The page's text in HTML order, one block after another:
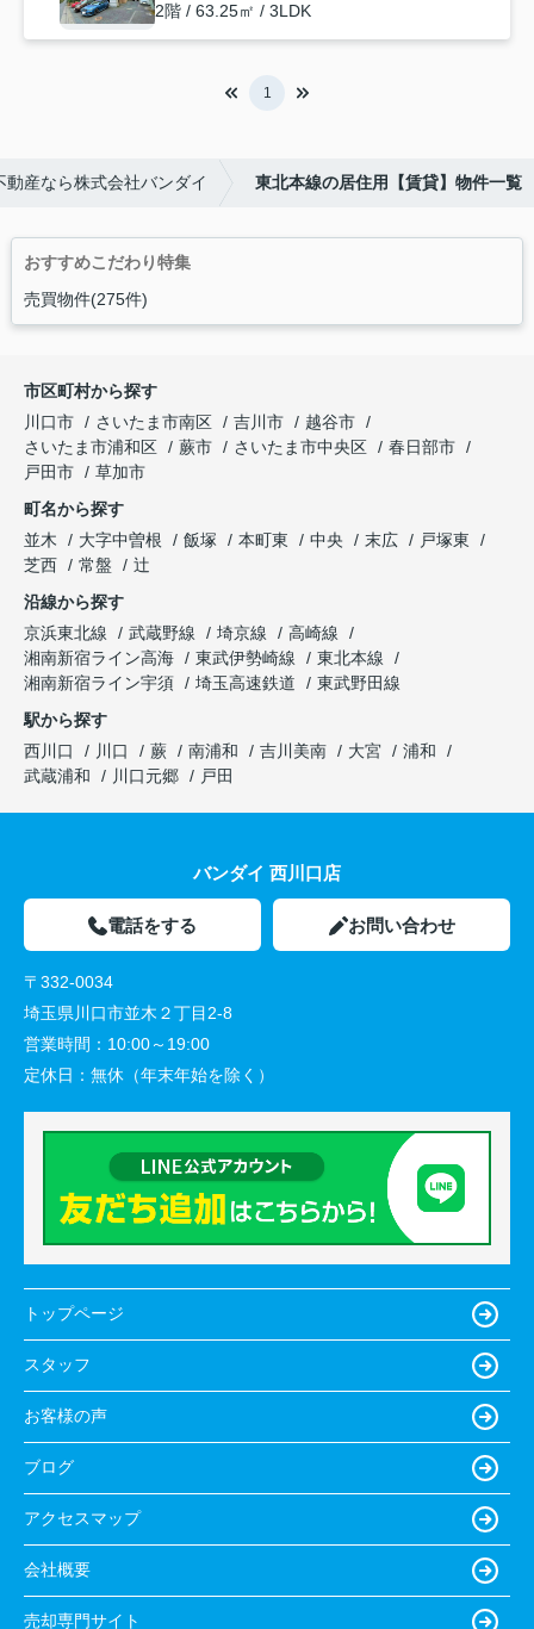
2階 / 63.25㎡ / 3LDK
1
動産なら株式会社バンダイ 東北本線の居住用【賃貸】物件一覧
おすすめこだわり特集
売買物件(275件)
市区町村から探す
川口市
さいたま市南区 吉川市
越谷市
さいたま市浦和区
蕨市 さいたま市中央区
春日部市
戸田市
草加市
町名から探す
並木
大字中曽根 飯塚 本町東 中央 末広
戸塚東
芝西
常盤
辻
沿線から探す
京浜東北線
武蔵野線 埼京線
高崎線
湘南新宿ライン高海
東武伊勢崎線
東北本線
湘南新宿ライン宇須
埼玉高速鉄道
東武野田線
駅から探す
西川口
川口 蕨 南浦和 吉川美南 大宮
浦和
武蔵浦和
川口元郷 戸田
バンダイ 西川口店
電話をする お問い合わせ
〒332-0034
埼玉県川口市並木２丁目2-8
営業時間： 10:00～19:00
定休日： 無休（年末年始を除く）
トップページ
スタッフ
お客様の声
ブログ
アクセスマップ
会社概要
売却専門サイト